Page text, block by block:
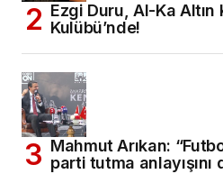
Ezgi Duru, Al-Ka Altın
Kulübü’nde!
Mahmut Arıkan:
parti tutma